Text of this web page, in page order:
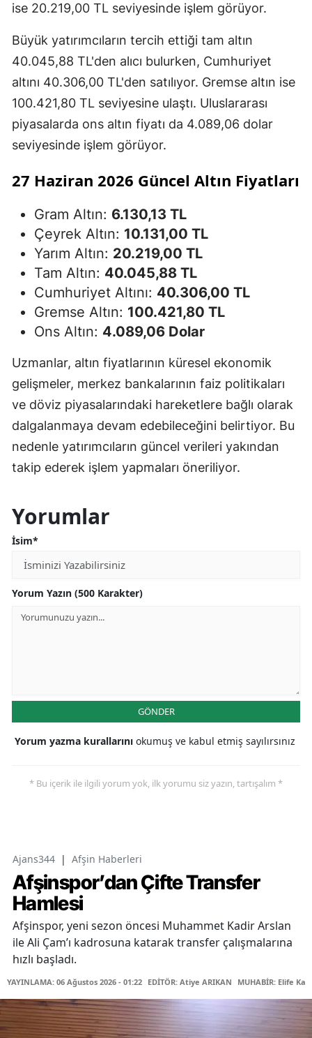
ise 20.219,00 TL seviyesinde işlem görüyor.
Büyük yatırımcıların tercih ettiği tam altın
40.045,88 TL'den alıcı bulurken, Cumhuriyet
altını 40.306,00 TL'den satılıyor. Gremse altın ise
100.421,80 TL seviyesine ulaştı. Uluslararası
piyasalarda ons altın fiyatı da 4.089,06 dolar
seviyesinde işlem görüyor.
27 Haziran 2026 Güncel Altın Fiyatları
Gram Altın: 6.130,13 TL
Çeyrek Altın: 10.131,00 TL
Yarım Altın: 20.219,00 TL
Tam Altın: 40.045,88 TL
Cumhuriyet Altını: 40.306,00 TL
Gremse Altın: 100.421,80 TL
Ons Altın: 4.089,06 Dolar
Uzmanlar, altın fiyatlarının küresel ekonomik
gelişmeler, merkez bankalarının faiz politikaları
ve döviz piyasalarındaki hareketlere bağlı olarak
dalgalanmaya devam edebileceğini belirtiyor. Bu
nedenle yatırımcıların güncel verileri yakından
takip ederek işlem yapmaları öneriliyor.
Yorumlar
İsim*
Yorum Yazın (500 Karakter)
GÖNDER
Yorum yazma kurallarını okumuş ve kabul etmiş sayılırsınız
* Bu içerik ile ilgili yorum yok, ilk yorumu siz yazın, tartışalım *
Ajans344 | Afşin Haberleri
Afşinspor’dan Çifte Transfer
Hamlesi
Afşinspor, yeni sezon öncesi Muhammet Kadir Arslan
ile Ali Çam’ı kadrosuna katarak transfer çalışmalarına
hızlı başladı.
YAYINLAMA: 06 Ağustos 2026 - 01:22 EDİTÖR: Atiye ARIKAN MUHABİR: Elife